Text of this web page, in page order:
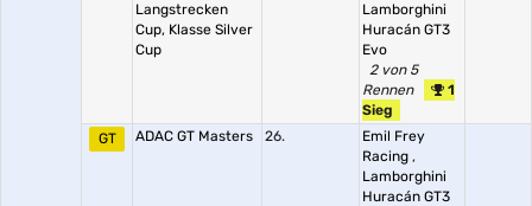
Langstrecken
Cup, Klasse Silver
Cup
Lamborghini
Huracán GT3
Evo
2 von 5
Rennen
1
Sieg
GT
ADAC GT Masters 26.
Emil Frey
Racing ,
Lamborghini
Huracán GT3